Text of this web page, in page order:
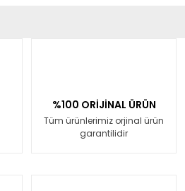
%100 ORİJİNAL ÜRÜN
Tüm ürünlerimiz orjinal ürün
garantilidir